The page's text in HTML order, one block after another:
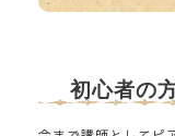
初心者の